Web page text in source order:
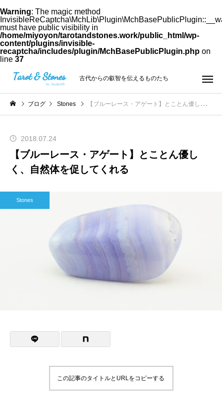
Warning: The magic method
must have public visibility in
/home/miyoyon/tarotandstones.work/public_html/wp-
content/plugins/invisible-
recaptcha/includes/plugin/MchBasePublicPlugin.php on
line 37
古代からの叡智を伝えるものたち
ブログ Stones 【ブルーレース・アゲート】とことん優しく、自然体を促してくれる
2018.07.24
【ブルーレース・アゲート】とことん優し
く、自然体を促してくれる
Stones
この記事のタイトルとURLをコピーする